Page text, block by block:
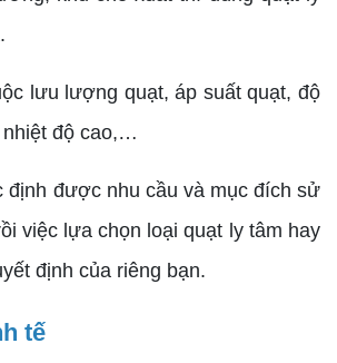
lưu lượng quạt, áp suất quạt, độ
nhiệt độ cao,…
định được nhu cầu và mục đích sử
việc lựa chọn loại quạt ly tâm hay
định của riêng bạn.
tế